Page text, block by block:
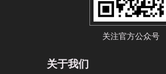
关注官方公众号
关于我们